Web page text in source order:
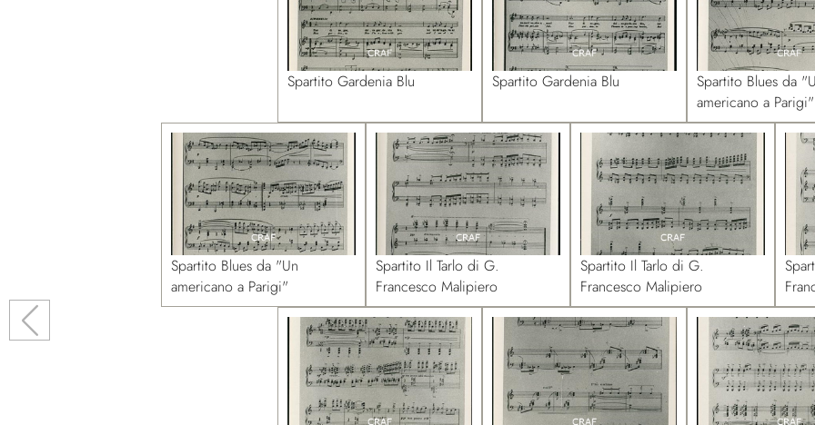
Spartito Gardenia Blu Spartito Gardenia Blu
Spartito Blues da
americano a Parigi"
Spartito Blues da "Un
americano a Parigi"
Spartito Il Tarlo di G.
Francesco Malipiero
Spartito Il Tarlo di G.
Francesco Malipiero